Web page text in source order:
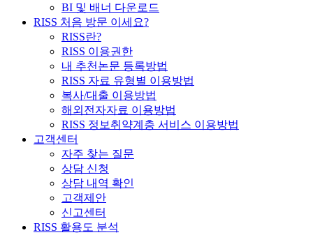
BI 및 배너 다운로드
RISS 처음 방문 이세요?
RISS란?
RISS 이용권한
내 추천논문 등록방법
RISS 자료 유형별 이용방법
복사/대출 이용방법
해외전자자료 이용방법
RISS 정보취약계층 서비스 이용방법
고객센터
자주 찾는 질문
상담 신청
상담 내역 확인
고객제안
신고센터
RISS 활용도 분석